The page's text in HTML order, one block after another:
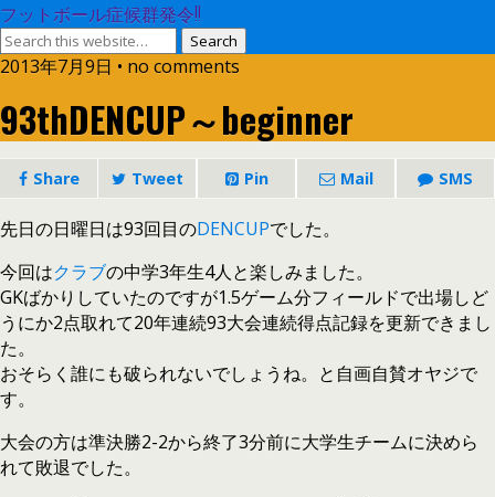
フットボール症候群発令!!
2013年7月9日 • no comments
93thDENCUP～beginner
Share Tweet Pin Mail SMS
先日の日曜日は93回目のDENCUPでした。
今回はクラブの中学3年生4人と楽しみました。
GKばかりしていたのですが1.5ゲーム分フィールドで出場しど
うにか2点取れて20年連続93大会連続得点記録を更新できまし
た。
おそらく誰にも破られないでしょうね。と自画自賛オヤジで
す。
大会の方は準決勝2-2から終了3分前に大学生チームに決めら
れて敗退でした。